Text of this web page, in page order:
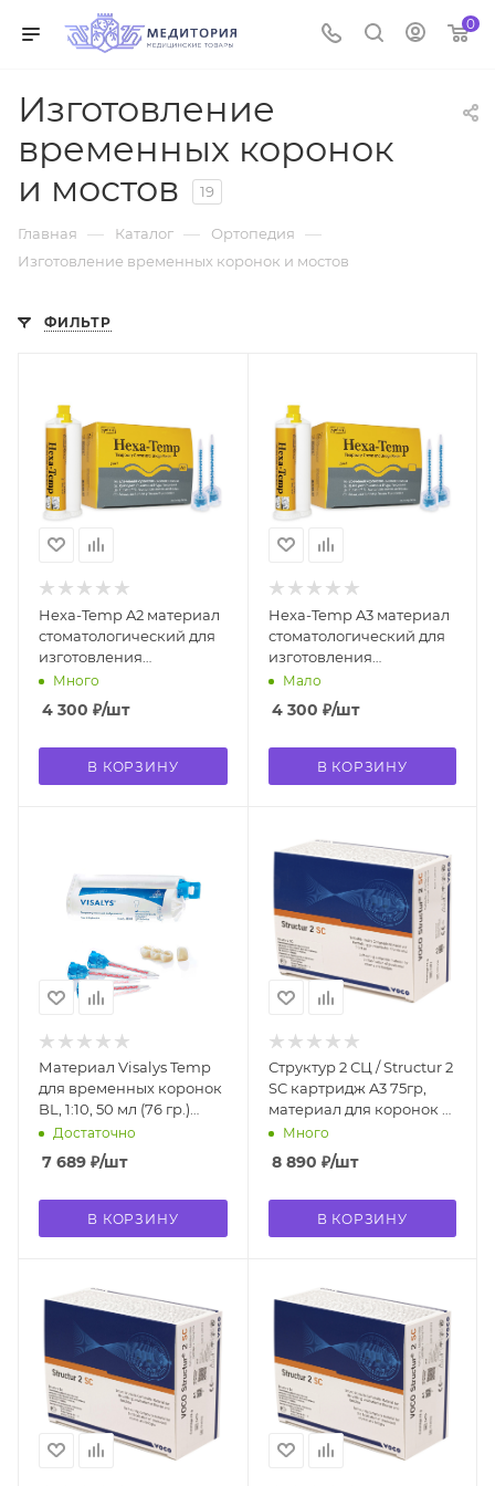
0
Изготовление
временных коронок
и мостов
19
Главная — Каталог — Ортопедия —
Изготовление временных коронок и мостов
ФИЛЬТР
Hexa-Temp A2 материал
стоматологический для
изготовления
временных коронок и
мостов 7112А2 Spident
Много
4 300 ₽/шт
В КОРЗИНУ
Hexa-Temp A3 материал
стоматологический для
изготовления
временных коронок и
мостов 7112А3 Spident
Мало
4 300 ₽/шт
В КОРЗИНУ
Материал Visalys Temp
для временных коронок
BL, 1:10, 50 мл (76 гр.)
13788 Kettenbach
Достаточно
7 689 ₽/шт
В КОРЗИНУ
Структур 2 СЦ / Structur 2
SC картридж A3 75гр,
материал для коронок и
мостов 1481
Много
8 890 ₽/шт
В КОРЗИНУ